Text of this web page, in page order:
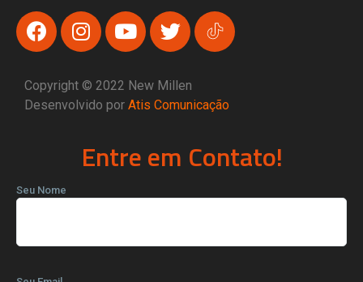
Copyright © 2022 New Millen
Desenvolvido por Atis Comunicação
Entre em Contato!
Seu Nome